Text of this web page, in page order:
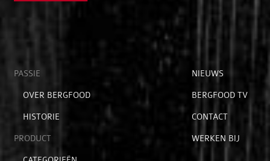
Open
voor
hoofditems
PASSIE
Open
voor
passie
OVER BERGFOOD
HISTORIE
PRODUCT
Open
voor
extra
NIEUWS
BERGFOOD TV
CONTACT
WERKEN BIJ